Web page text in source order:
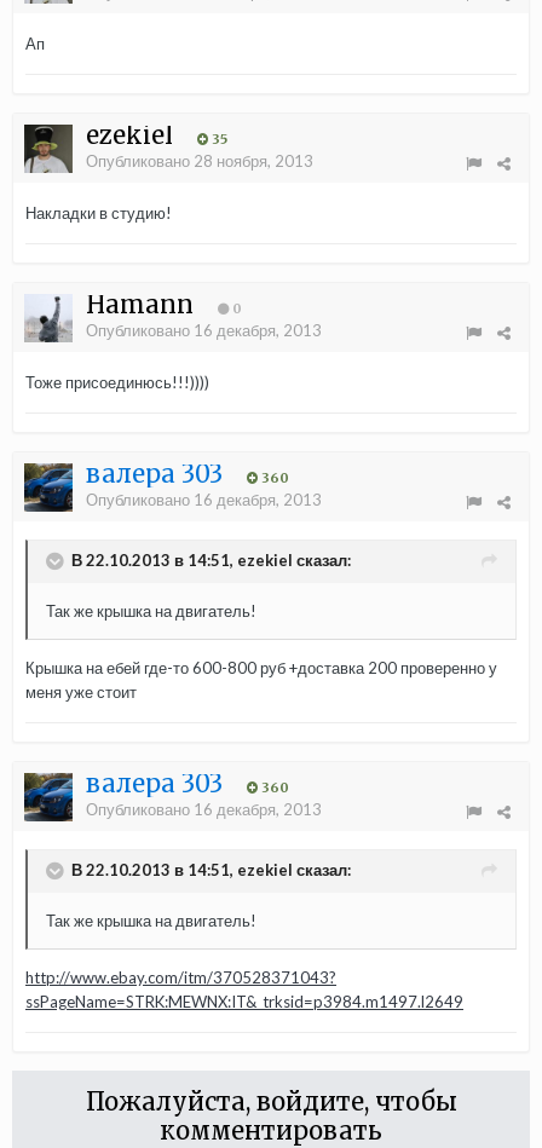
Ап
ezekiel 35
Опубликовано 28 ноября, 2013
Накладки в студию!
Hamann 0
Опубликовано 16 декабря, 2013
Тоже присоединюсь!!!))))
валера 303 360
Опубликовано 16 декабря, 2013
В 22.10.2013 в 14:51, ezekiel сказал:
Так же крышка на двигатель!
Крышка на ебей где-то 600-800 руб +доставка 200 проверенно у
меня уже стоит
валера 303 360
Опубликовано 16 декабря, 2013
В 22.10.2013 в 14:51, ezekiel сказал:
Так же крышка на двигатель!
http://www.ebay.com/itm/370528371043?
ssPageName=STRK:MEWNX:IT&_trksid=p3984.m1497.l2649
Пожалуйста, войдите, чтобы
комментировать